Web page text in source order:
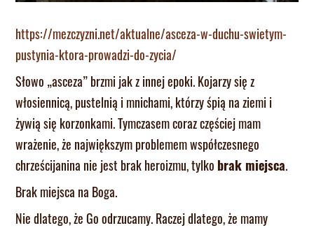
https://mezczyzni.net/aktualne/asceza-w-duchu-swietym-
pustynia-ktora-prowadzi-do-zycia/
Słowo „asceza” brzmi jak z innej epoki. Kojarzy się z
włosiennicą, pustelnią i mnichami, którzy śpią na ziemi i
żywią się korzonkami. Tymczasem coraz częściej mam
wrażenie, że największym problemem współczesnego
chrześcijanina nie jest brak heroizmu, tylko brak miejsca.
Brak miejsca na Boga.
Nie dlatego, że Go odrzucamy. Raczej dlatego, że mamy